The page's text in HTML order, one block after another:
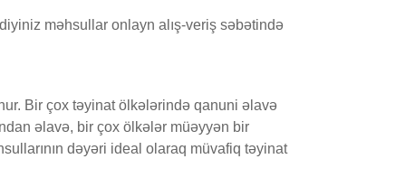
məhsullar onlayn alış-veriş səbətində
Bir çox təyinat ölkələrində qanuni əlavə
əlavə, bir çox ölkələr müəyyən bir
dəyəri ideal olaraq müvafiq təyinat